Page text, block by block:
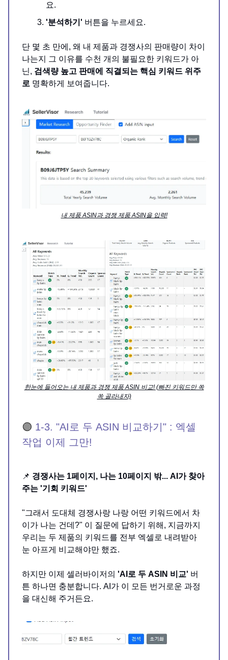
요.
'분석하기' 버튼을 누르세요.
단 몇 초 만에, 왜 내 제품과 경쟁사의 판매량이 차이
나는지 그 이유를 수천 개의 불필요한 키워드가 아
닌, 검색량 높고 판매에 직결되는 핵심 키워드 위주
로 명확하게 보여줍니다.
내 제품 ASIN과 경쟁 제품 ASIN을 입력!
한눈에 들어오는 내 제품과 경쟁 제품 ASIN 비교! (빠진 키워드만 쏙
쏙 골라내자)
🟣 1-3. "AI로 두 ASIN 비교하기" : 엑셀
작업 이제 그만!
📌 경쟁사는 1페이지, 나는 10페이지 밖... AI가 찾아
주는 '기회 키워드'
"그래서 도대체 경쟁사랑 나랑 어떤 키워드에서 차
이가 나는 건데?" 이 질문에 답하기 위해, 지금까지
우리는 두 제품의 키워드를 전부 엑셀로 내려받아
눈 아프게 비교해야만 했죠.
하지만 이제 셀러바이저의 'AI로 두 ASIN 비교' 버
튼 하나면 충분합니다. AI가 이 모든 번거로운 과정
을 대신해 주거든요.